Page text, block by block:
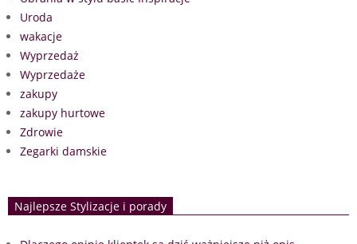
Uroda
wakacje
Wyprzedaż
Wyprzedaże
zakupy
zakupy hurtowe
Zdrowie
Zegarki damskie
Najlepsze Stylizacje i porady